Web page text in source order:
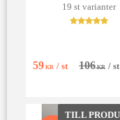
19 st varianter
59KR / st 106KR / st